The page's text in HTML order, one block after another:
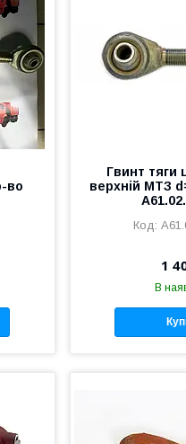
во
Гвинт тяги
верхній МТЗ
1
В